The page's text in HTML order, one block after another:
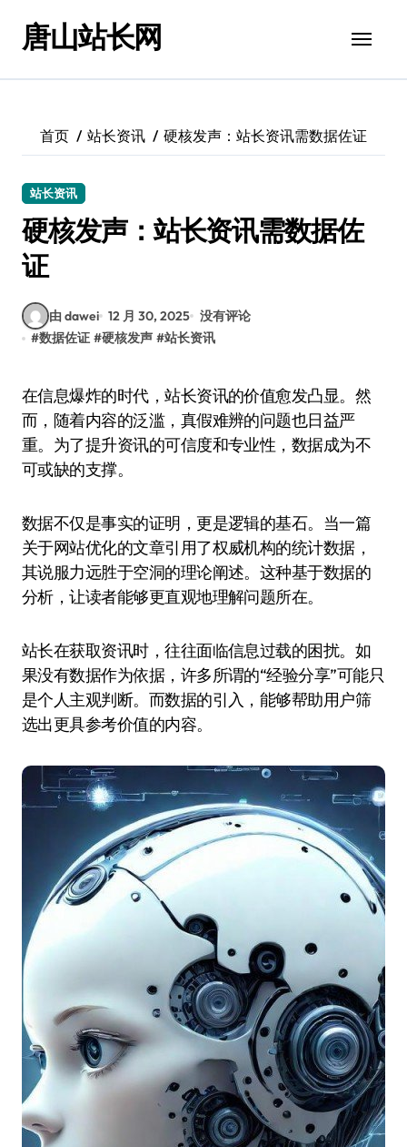
唐山站长网
首页 站长资讯 硬核发声：站长资讯需数据佐证
站长资讯
硬核发声：站长资讯需数据佐
证
由 dawei 12 月 30, 2025 没有评论
#数据佐证 #硬核发声 #站长资讯
在信息爆炸的时代，站长资讯的价值愈发凸显。然
而，随着内容的泛滥，真假难辨的问题也日益严
重。为了提升资讯的可信度和专业性，数据成为不
可或缺的支撑。
数据不仅是事实的证明，更是逻辑的基石。当一篇
关于网站优化的文章引用了权威机构的统计数据，
其说服力远胜于空洞的理论阐述。这种基于数据的
分析，让读者能够更直观地理解问题所在。
站长在获取资讯时，往往面临信息过载的困扰。如
果没有数据作为依据，许多所谓的“经验分享”可能只
是个人主观判断。而数据的引入，能够帮助用户筛
选出更具参考价值的内容。